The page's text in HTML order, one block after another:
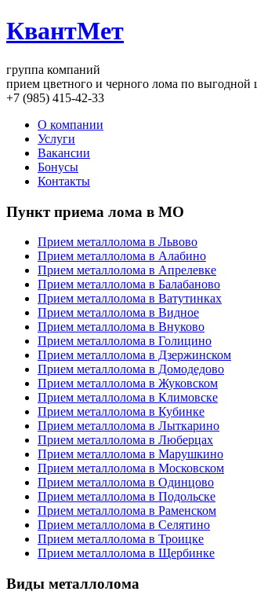
КвантМет
группа компаний
прием цветного и черного лома по выгодной
+7 (985) 415-42-33
О компании
Услуги
Вакансии
Бонусы
Контакты
Пункт приема лома в МО
Прием металлолома в Львово
Прием металлолома в Алабино
Прием металлолома в Апрелевке
Прием металлолома в Балабаново
Прием металлолома в Ватутинках
Прием металлолома в Видное
Прием металлолома в Внуково
Прием металлолома в Голицино
Прием металлолома в Дзержинском
Прием металлолома в Домодедово
Прием металлолома в Жуковском
Прием металлолома в Климовске
Прием металлолома в Кубинке
Прием металлолома в Лыткарино
Прием металлолома в Люберцах
Прием металлолома в Марушкино
Прием металлолома в Московском
Прием металлолома в Одинцово
Прием металлолома в Подольске
Прием металлолома в Раменском
Прием металлолома в Селятино
Прием металлолома в Троицке
Прием металлолома в Щербинке
Виды металлолома